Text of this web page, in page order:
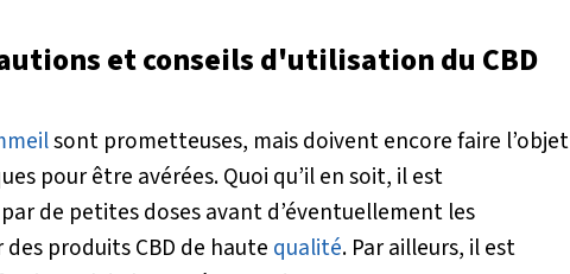
et conseils d'utilisation du CBD
sont prometteuses, mais doivent encore faire l’objet
pour être avérées. Quoi qu’il en soit, il est
de petites doses avant d’éventuellement les
produits CBD de haute qualité. Par ailleurs, il est